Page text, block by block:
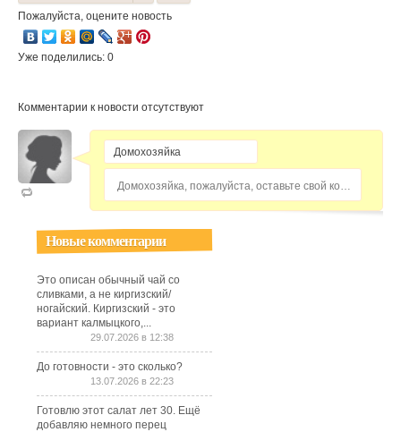
Пожалуйста, оцените новость
Уже поделились: 0
Комментарии к новости отсутствуют
Домохозяйка, пожалуйста, оставьте свой комментарий...
Новые комментарии
Это описан обычный чай со
сливками, а не киргизский/
ногайский. Киргизский - это
вариант калмыцкого,...
29.07.2026 в 12:38
До готовности - это сколько?
13.07.2026 в 22:23
Готовлю этот салат лет 30. Ещё
добавляю немного перец